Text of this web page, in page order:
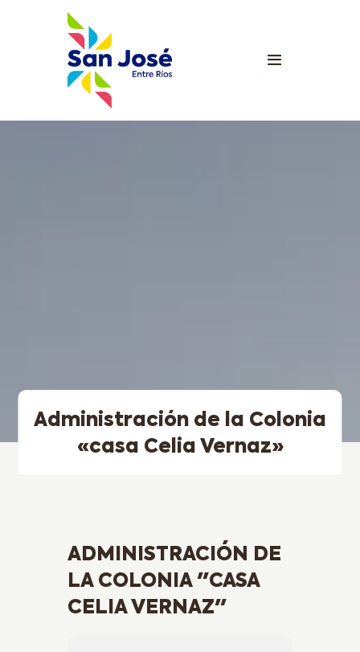
Administración de la Colonia
«casa Celia Vernaz»
ADMINISTRACIÓN DE
LA COLONIA "CASA
CELIA VERNAZ"